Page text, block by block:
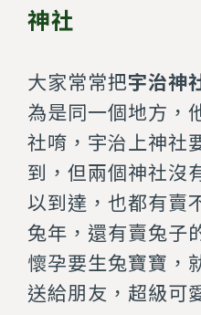
神社
大家常常把宇治神
為是同一個地方，
社唷，宇治上神社
到，但兩個神社沒
以到達，也都有賣
兔年，還有賣兔子
懷孕要生兔寶寶，
送給朋友，超級可